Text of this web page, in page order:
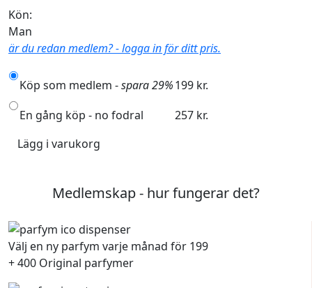
Kön:
Man
är du redan medlem? - logga in för ditt pris.
Köp som medlem -spara 29%199 kr.
En gång köp - no fodral
257 kr.
Lägg i varukorg
Medlemskap - hur fungerar det?
Välj en ny parfym varje månad för 199
+ 400 Original parfymer